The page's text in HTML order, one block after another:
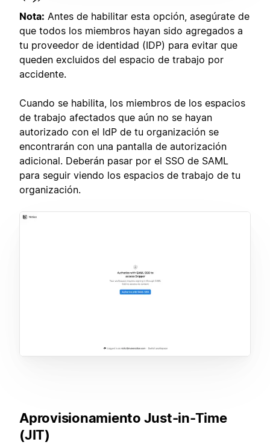
Nota: Antes de habilitar esta opción, asegúrate de
que todos los miembros hayan sido agregados a
tu proveedor de identidad (IDP) para evitar que
queden excluidos del espacio de trabajo por
accidente.
Cuando se habilita, los miembros de los espacios
de trabajo afectados que aún no se hayan
autorizado con el IdP de tu organización se
encontrarán con una pantalla de autorización
adicional. Deberán pasar por el SSO de SAML
para seguir viendo los espacios de trabajo de tu
organización.
Aprovisionamiento Just-in-Time
(JIT)